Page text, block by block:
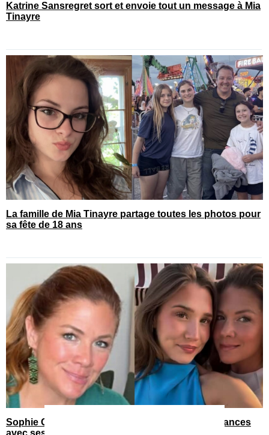
Katrine Sansregret sort et envoie tout un message à Mia
Tinayre
La famille de Mia Tinayre partage toutes les photos pour
sa fête de 18 ans
Sophie Grégoire partage des images de ses vacances
avec ses 3 enfants